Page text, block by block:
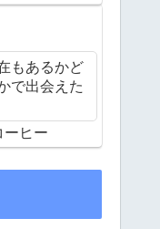
もあるかど
で出会えた
ーヒー